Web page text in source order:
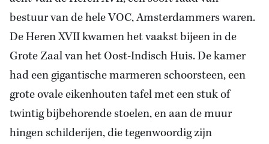
bestuur van de hele VOC, Amsterdammers waren.
De Heren XVII kwamen het vaakst bijeen in de
Grote Zaal van het Oost-Indisch Huis. De kamer
had een gigantische marmeren schoorsteen, een
grote ovale eikenhouten tafel met een stuk of
twintig bijbehorende stoelen, en aan de muur
hingen schilderijen, die tegenwoordig zijn